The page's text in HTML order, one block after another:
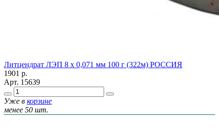
Литцендрат ЛЭП 8 х 0,071 мм 100 г (322м) РОССИЯ
1901 р.
Арт. 15639
Уже в корзине
менее 50 шт.